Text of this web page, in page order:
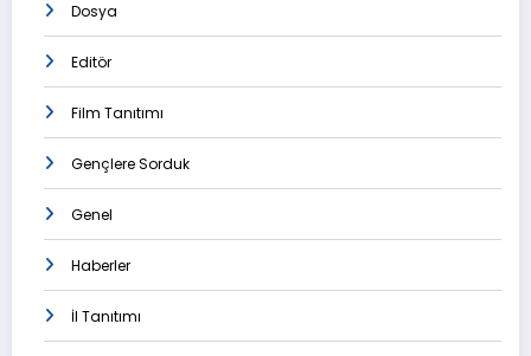
Dosya
Editör
Film Tanıtımı
Gençlere Sorduk
Genel
Haberler
İl Tanıtımı